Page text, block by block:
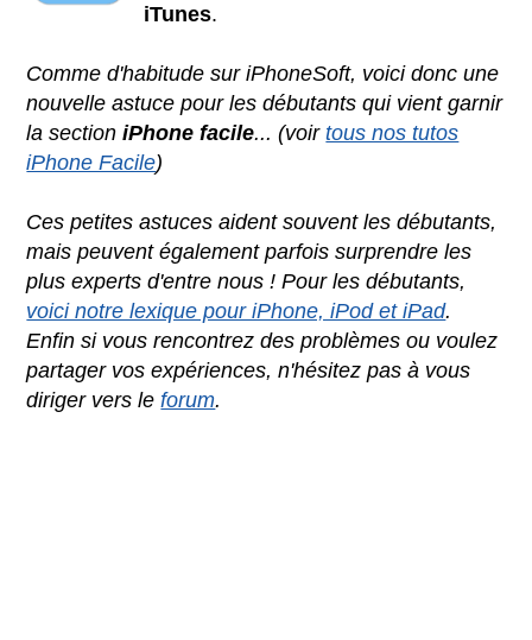
iTunes.
Comme d'habitude sur iPhoneSoft, voici donc une
nouvelle astuce pour les débutants qui vient garnir
la sectioniPhone facile... (voirtous nos tutos
iPhone Facile)
Ces petites astuces aident souvent les débutants,
mais peuvent également parfois surprendre les
plus experts d'entre nous ! Pour les débutants,
voici notre lexique pour iPhone, iPod et iPad.
Enfin si vous rencontrez des problèmes ou voulez
partager vos expériences, n'hésitez pas à vous
diriger vers leforum.